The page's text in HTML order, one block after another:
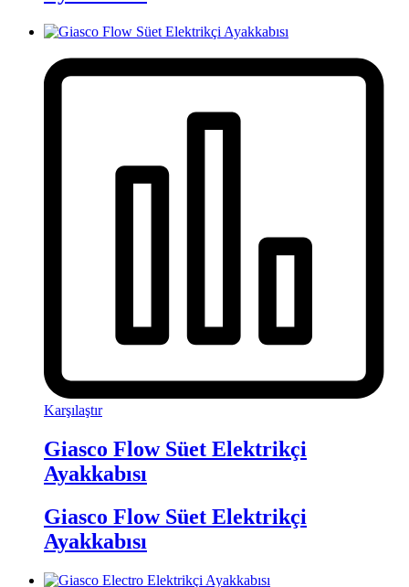
Karşılaştır
Giasco Flow Süet Elektrikçi
Ayakkabısı
Giasco Flow Süet Elektrikçi
Ayakkabısı